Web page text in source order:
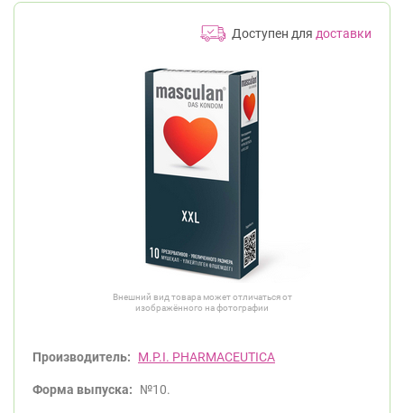
Доступен для доставки
Внешний вид товара может отличаться от
изображённого на фотографии
Производитель: M.P.I. PHARMACEUTICA
Форма выпуска: №10.